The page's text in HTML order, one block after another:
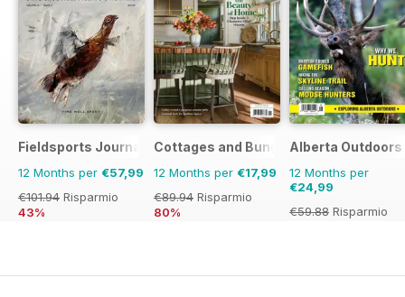
Fieldsports Journal
12 Months per €57,99
€101.94 Risparmio
43%
Cottages and Bungalows
12 Months per €17,99
€89.94 Risparmio
80%
Alberta Outdoors
12 Months per
€24,99
€59.88 Risparmio